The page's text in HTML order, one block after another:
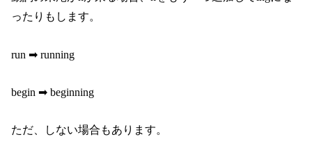
ったりもします。
run ➡︎ running
begin ➡︎ beginning
ただ、しない場合もあります。